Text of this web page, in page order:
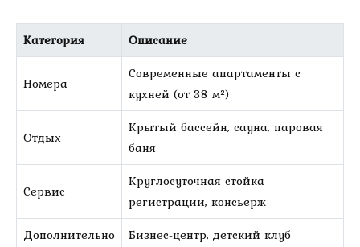
Категория Описание
Номера
Современные апартаменты с
кухней (от 38 м²)
Отдых
Крытый бассейн, сауна, паровая
баня
Сервис
Круглосуточная стойка
регистрации, консьерж
Дополнительно
Бизнес-центр, детский клуб